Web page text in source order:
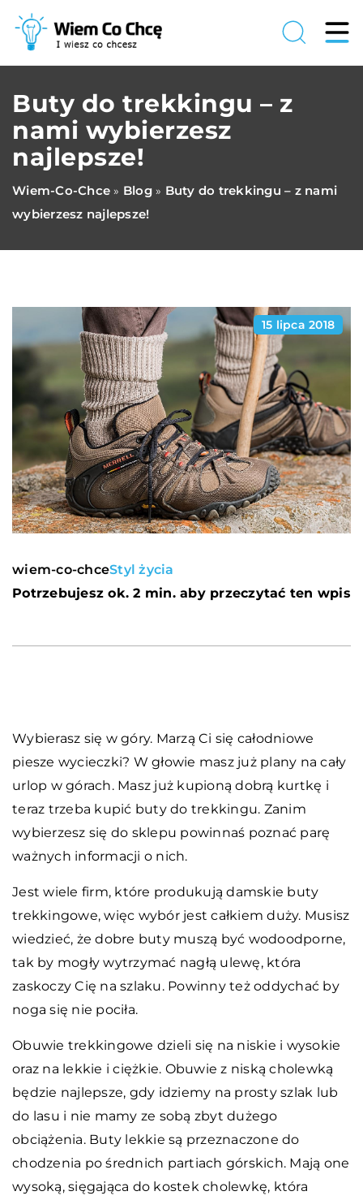
Buty do trekkingu – z
nami wybierzesz
najlepsze!
Wiem-Co-Chce » Blog» Buty do trekkingu – z nami
wybierzesz najlepsze!
15 lipca 2018
wiem-co-chceStyl życia
Potrzebujesz ok. 2 min. aby przeczytać ten wpis
Wybierasz się w góry. Marzą Ci się całodniowe
piesze wycieczki? W głowie masz już plany na cały
urlop w górach. Masz już kupioną dobrą kurtkę i
teraz trzeba kupić buty do trekkingu. Zanim
wybierzesz się do sklepu powinnaś poznać parę
ważnych informacji o nich.
Jest wiele firm, które produkują damskie buty
trekkingowe, więc wybór jest całkiem duży. Musisz
wiedzieć, że dobre buty muszą być wodoodporne,
tak by mogły wytrzymać nagłą ulewę, która
zaskoczy Cię na szlaku. Powinny też oddychać by
noga się nie pociła.
Obuwie trekkingowe dzieli się na niskie i wysokie
oraz na lekkie i ciężkie. Obuwie z niską cholewką
będzie najlepsze, gdy idziemy na prosty szlak lub
do lasu i nie mamy ze sobą zbyt dużego
obciążenia. Buty lekkie są przeznaczone do
chodzenia po średnich partiach górskich. Mają one
wysoką, sięgająca do kostek cholewkę, która